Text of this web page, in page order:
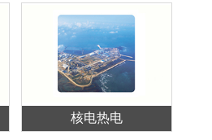
核电热电